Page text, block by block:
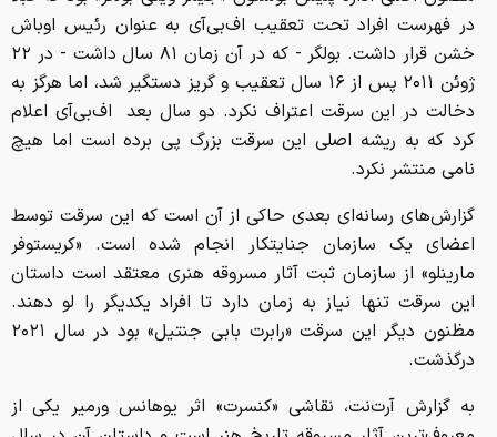
در فهرست افراد تحت تعقیب اف‌بی‌آی به عنوان رئیس اوباش
خشن قرار داشت. بولگر - که در آن زمان ۸۱ سال داشت - در ۲۲
ژوئن ۲۰۱۱ پس از ۱۶ سال تعقیب و گریز دستگیر شد، اما هرگز به
دخالت در این سرقت اعتراف نکرد. دو سال بعد اف‌بی‌آی اعلام
کرد که به ریشه اصلی این سرقت بزرگ پی برده است اما هیچ
نامی منتشر نکرد.
گزارش‌های رسانه‌ای بعدی حاکی از آن است که این سرقت توسط
اعضای یک سازمان جنایتکار انجام شده است. «کریستوفر
مارینلو» از سازمان ثبت آثار مسروقه هنری معتقد است داستان
این سرقت تنها نیاز به زمان دارد تا افراد یکدیگر را لو دهند.
مظنون دیگر این سرقت «رابرت بابی جنتیل» بود در سال ۲۰۲۱
درگذشت.
به گزارش آرت‌نت، نقاشی «کنسرت» اثر یوهانس ورمیر یکی از